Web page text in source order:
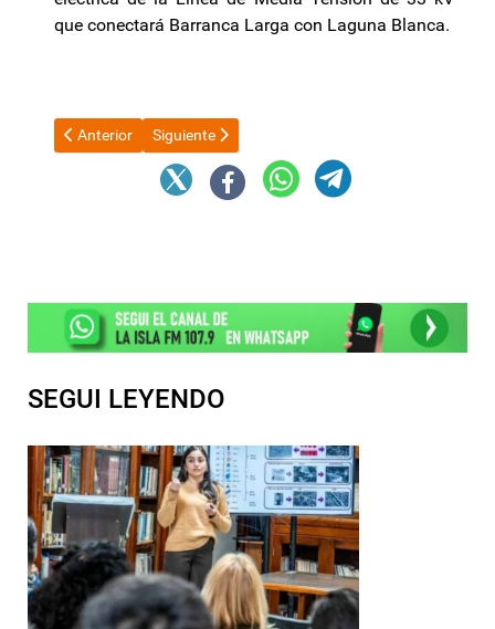
que conectará Barranca Larga con Laguna Blanca.
Artículo anterior: Diego Santilli y Patricia Bullrich se disputan el
Anterior Artículo siguiente: Patricia Bullrich oficializó la
Siguiente
SEGUI LEYENDO